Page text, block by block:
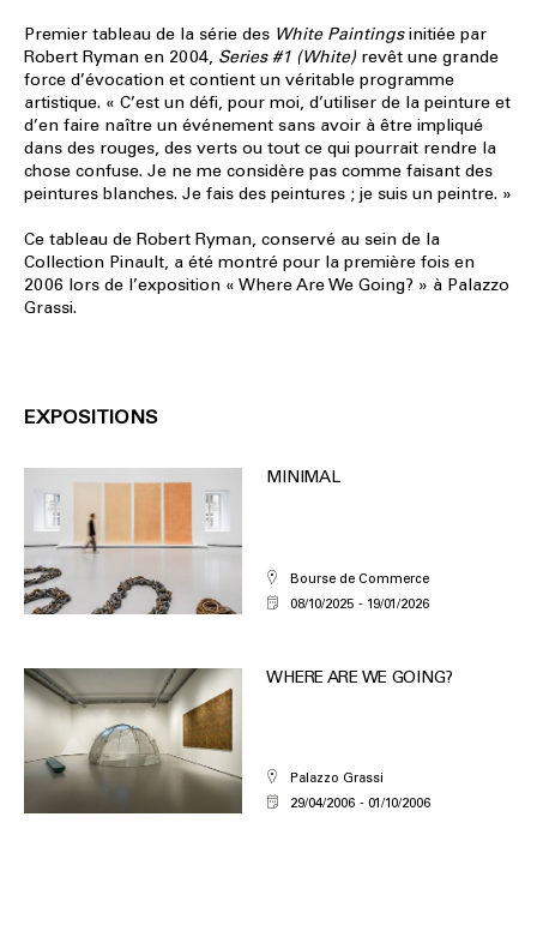
Premier tableau de la série des White Paintingsinitiée par
Robert Ryman en 2004, Series #1 (White) revêt une grande
force d’évocation et contient un véritable programme
artistique. « C’est un défi, pour moi, d’utiliser de la peinture et
d’en faire naître un événement sans avoir à être impliqué
dans des rouges, des verts ou tout ce qui pourrait rendre la
chose confuse. Je ne me considère pas comme faisant des
peintures blanches. Je fais des peintures ; je suis un peintre. »
Ce tableau de Robert Ryman, conservé au sein de la
Collection Pinault, a été montré pour la première fois en
2006 lors de l’exposition « Where Are We Going? » à Palazzo
Grassi.
EXPOSITIONS
MINIMAL
Bourse de Commerce
08/10/2025
19/01/2026
WHERE ARE WE GOING?
Palazzo Grassi
29/04/2006
01/10/2006